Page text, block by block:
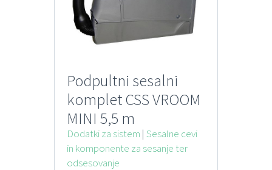
Podpultni sesalni
komplet CSS VROOM
MINI 5,5 m
Dodatki za sistem | Sesalne cevi
in komponente za sesanje ter
odsesovanje